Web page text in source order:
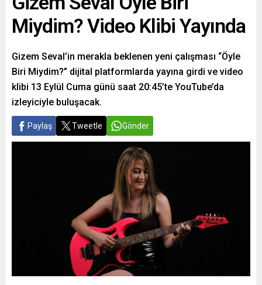
Miydim? Video Klibi Yayında
Gizem Seval’in merakla beklenen yeni çalışması “Öyle
Biri Miydim?” dijital platformlarda yayına girdi ve video
klibi 13 Eylül Cuma günü saat 20:45’te YouTube’da
izleyiciyle buluşacak.
Paylaş Tweetle Gönder